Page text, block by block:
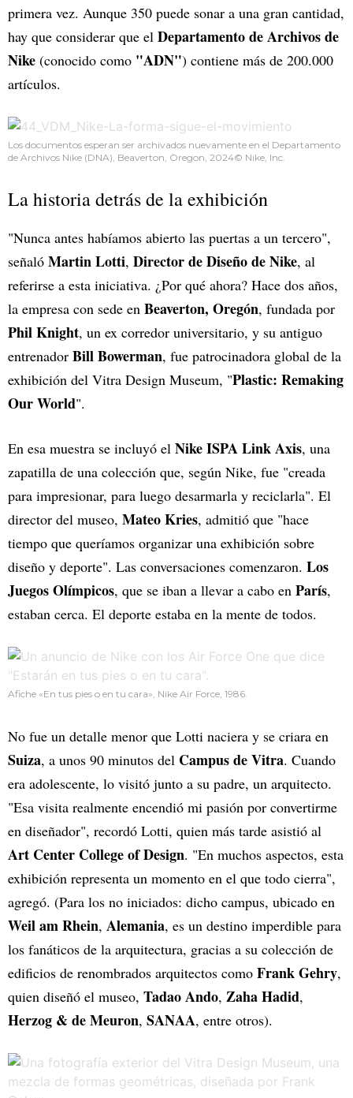
primera vez. Aunque 350 puede sonar a una gran cantidad,
hay que considerar que el Departamento de Archivos de
Nike (conocido como "ADN") contiene más de 200.000
artículos.
Los documentos esperan ser archivados nuevamente en el Departamento
de Archivos Nike (DNA), Beaverton, Oregon, 2024© Nike, Inc.
La historia detrás de la exhibición
"Nunca antes habíamos abierto las puertas a un tercero",
señaló Martin Lotti, Director de Diseño de Nike, al
referirse a esta iniciativa. ¿Por qué ahora? Hace dos años,
la empresa con sede en Beaverton, Oregón, fundada por
Phil Knight, un ex corredor universitario, y su antiguo
entrenador Bill Bowerman, fue patrocinadora global de la
exhibición del Vitra Design Museum, "Plastic: Remaking
Our World".
En esa muestra se incluyó el Nike ISPA Link Axis, una
zapatilla de una colección que, según Nike, fue "creada
para impresionar, para luego desarmarla y reciclarla". El
director del museo, Mateo Kries, admitió que "hace
tiempo que queríamos organizar una exhibición sobre
diseño y deporte". Las conversaciones comenzaron. Los
Juegos Olímpicos, que se iban a llevar a cabo en París,
estaban cerca. El deporte estaba en la mente de todos.
Afiche «En tus pies o en tu cara», Nike Air Force, 1986.
No fue un detalle menor que Lotti naciera y se criara en
Suiza, a unos 90 minutos del Campus de Vitra. Cuando
era adolescente, lo visitó junto a su padre, un arquitecto.
"Esa visita realmente encendió mi pasión por convertirme
en diseñador", recordó Lotti, quien más tarde asistió al
Art Center College of Design. "En muchos aspectos, esta
exhibición representa un momento en el que todo cierra",
agregó. (Para los no iniciados: dicho campus, ubicado en
Weil am Rhein, Alemania, es un destino imperdible para
los fanáticos de la arquitectura, gracias a su colección de
edificios de renombrados arquitectos como Frank Gehry,
quien diseñó el museo, Tadao Ando, Zaha Hadid,
Herzog & de Meuron, SANAA, entre otros).